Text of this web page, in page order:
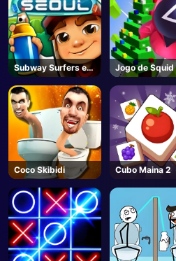
Subway Surfers em
Seul
Jogo de Squid
Novo sob
Coco Skibidi Cubo Maina 2